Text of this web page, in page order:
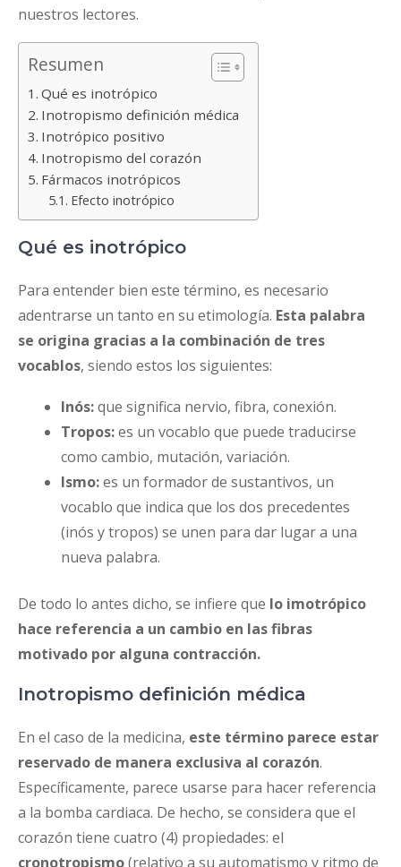
nuestros lectores.
Resumen
Qué es inotrópico
Inotropismo definición médica
Inotrópico positivo
Inotropismo del corazón
Fármacos inotrópicos
Efecto inotrópico
Qué es inotrópico
Para entender bien este término, es necesario
adentrarse un tanto en su etimología. Esta palabra
se origina gracias a la combinación de tres
vocablos, siendo estos los siguientes:
Inós:que significa nervio, fibra, conexión.
Tropos:es un vocablo que puede traducirse
como cambio, mutación, variación.
Ismo:es un formador de sustantivos, un
vocablo que indica que los dos precedentes
(inós y tropos) se unen para dar lugar a una
nueva palabra.
De todo lo antes dicho, se infiere que lo imotrópico
hace referencia a un cambio en las fibras
motivado por alguna contracción.
Inotropismo definición médica
En el caso de la medicina, este término parece estar
reservado de manera exclusiva al corazón.
Específicamente, parece usarse para hacer referencia
a la bomba cardiaca. De hecho, se considera que el
corazón tiene cuatro (4) propiedades: el
cronotropismo(relativo a su automatismo y ritmo de